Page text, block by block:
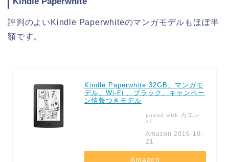
評判のよいKindle Paperwhiteのマンガモデルもほぼ半
額です。
Kindle Paperwhite 32GB、マンガモ
デル、Wi-Fi 、ブラック、キャンペー
ン情報つきモデル
posted with カエレ
バ
Amazon 2016-10-
21
Amazon